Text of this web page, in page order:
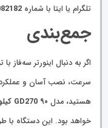
تلگرام یا ایتا با شماره
جمع‌بندی
سرعت، نصب آسان و عملکرد
هستید، مدل GD270 ۹۰ کیلووات
خواهد بود. این دستگاه با